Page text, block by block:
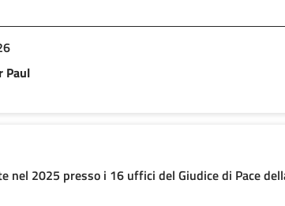
Paul
nel 2025 presso i 16 uffici del Giudice di Pace